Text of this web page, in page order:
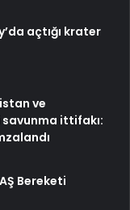
açtığı krater
ve
ittifakı:
Bereketi